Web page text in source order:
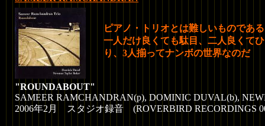
ピアノ・トリオとは難しいものである
一人だけ良くても駄目、二人良くて
り、3人揃ってナンボの世界なのだ
"ROUNDABOUT"
SAMEER RAMCHANDRAN(p), DOMINIC DUVAL(b),
2006年2月 スタジオ録音 (ROVERBIRD RECORDINGS